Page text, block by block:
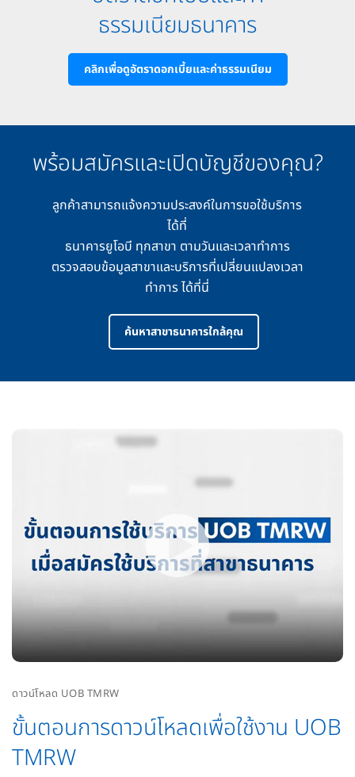
ธรรมเนียมธนาคาร
คลิกเพื่อดูอัตราดอกเบี้ยและค่าธรรมเนียม
พร้อมสมัครและเปิดบัญชีของคุณ?
ลูกค้าสามารถแจ้งความประสงค์ในการขอใช้บริการ
ได้ที่
ธนาคารยูโอบี ทุกสาขา ตามวันและเวลาทำการ
ตรวจสอบข้อมูลสาขาและบริการที่เปลี่ยนแปลงเวลา
ทำการ ได้ที่นี่
ค้นหาสาขาธนาคารใกล้คุณ
ดาวน์โหลด UOB TMRW
ขั้นตอนการดาวน์โหลดเพื่อใช้งาน UOB
TMRW